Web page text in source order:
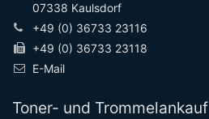
07338 Kaulsdorf
+49 (0) 36733 23116
+49 (0) 36733 23118
E-Mail
Toner- und Trommelankauf